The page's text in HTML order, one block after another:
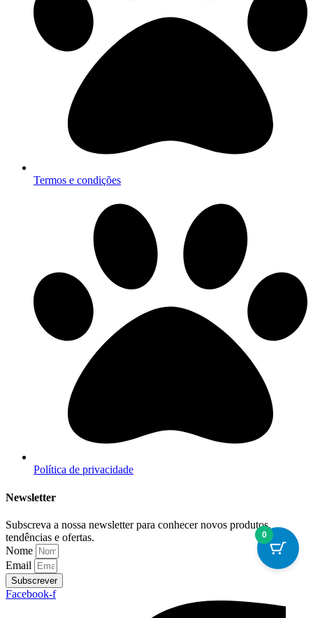
Termos e condições
Política de privacidade
Newsletter
Subscreva a nossa newsletter para conhecer novos produtos,
tendências e ofertas.
Nome
Email
Subscrever
Facebook-f
0